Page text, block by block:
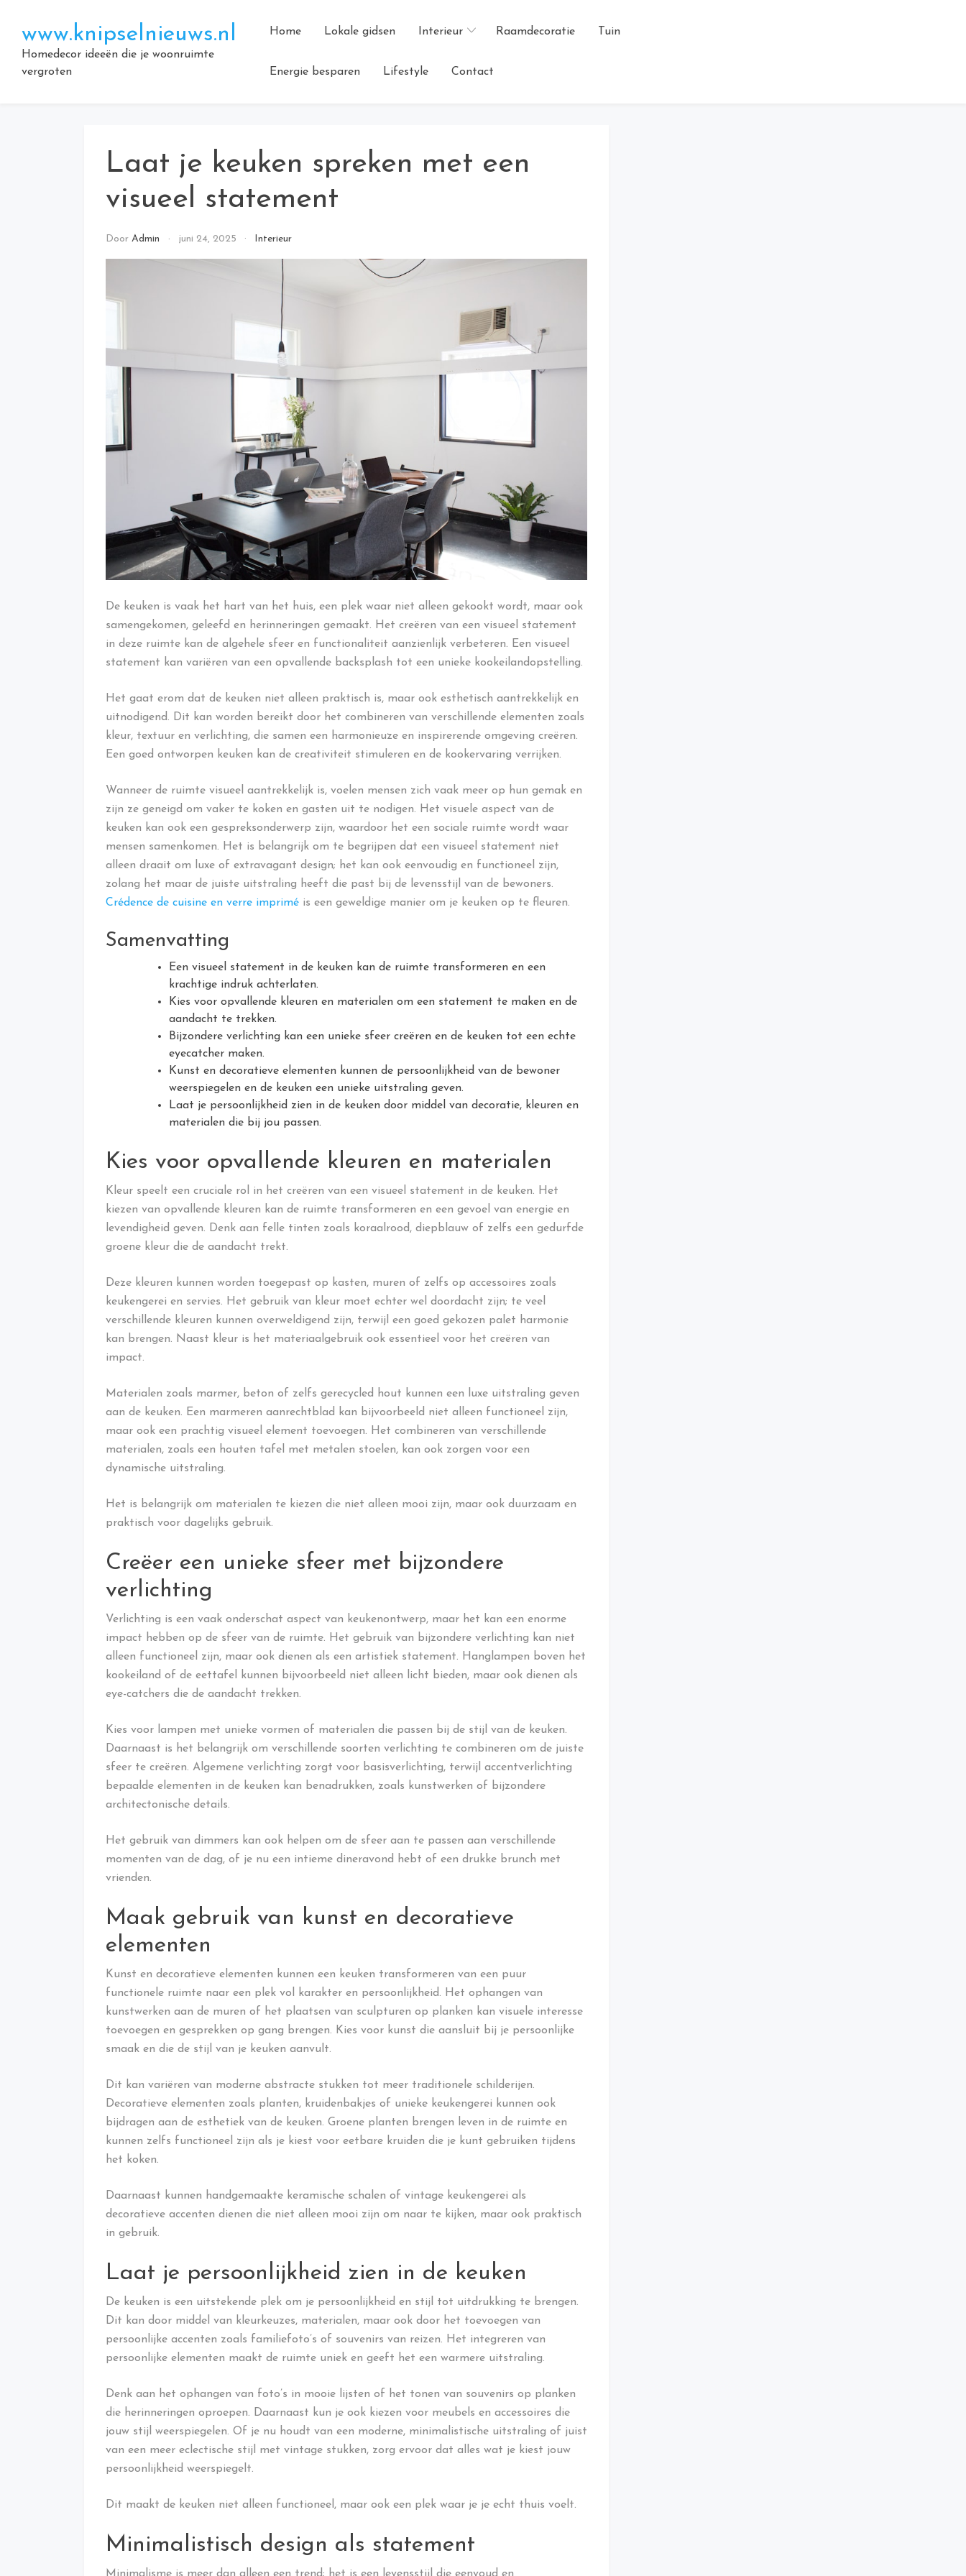
inhoudwww.knipselnieuws.nl
Homedecor ideeën die je woonruimte
vergroten
Home Lokale gidsen Interieur Raamdecoratie Tuin
Energie besparen Lifestyle Contact
Laat je keuken spreken met een
visueel statement
Door Admin juni 24, 2025 Interieur
De keuken is vaak het hart van het huis, een plek waar niet alleen gekookt wordt, maar ook
samengekomen, geleefd en herinneringen gemaakt. Het creëren van een visueel statement
in deze ruimte kan de algehele sfeer en functionaliteit aanzienlijk verbeteren. Een visueel
statement kan variëren van een opvallende backsplash tot een unieke kookeilandopstelling.
Het gaat erom dat de keuken niet alleen praktisch is, maar ook esthetisch aantrekkelijk en
uitnodigend. Dit kan worden bereikt door het combineren van verschillende elementen zoals
kleur, textuur en verlichting, die samen een harmonieuze en inspirerende omgeving creëren.
Een goed ontworpen keuken kan de creativiteit stimuleren en de kookervaring verrijken.
Wanneer de ruimte visueel aantrekkelijk is, voelen mensen zich vaak meer op hun gemak en
zijn ze geneigd om vaker te koken en gasten uit te nodigen. Het visuele aspect van de
keuken kan ook een gespreksonderwerp zijn, waardoor het een sociale ruimte wordt waar
mensen samenkomen. Het is belangrijk om te begrijpen dat een visueel statement niet
alleen draait om luxe of extravagant design; het kan ook eenvoudig en functioneel zijn,
zolang het maar de juiste uitstraling heeft die past bij de levensstijl van de bewoners.
Crédence de cuisine en verre imprimé is een geweldige manier om je keuken op te fleuren.
Samenvatting
Een visueel statement in de keuken kan de ruimte transformeren en een
krachtige indruk achterlaten.
Kies voor opvallende kleuren en materialen om een statement te maken en de
aandacht te trekken.
Bijzondere verlichting kan een unieke sfeer creëren en de keuken tot een echte
eyecatcher maken.
Kunst en decoratieve elementen kunnen de persoonlijkheid van de bewoner
weerspiegelen en de keuken een unieke uitstraling geven.
Laat je persoonlijkheid zien in de keuken door middel van decoratie, kleuren en
materialen die bij jou passen.
Kies voor opvallende kleuren en materialen
Kleur speelt een cruciale rol in het creëren van een visueel statement in de keuken. Het
kiezen van opvallende kleuren kan de ruimte transformeren en een gevoel van energie en
levendigheid geven. Denk aan felle tinten zoals koraalrood, diepblauw of zelfs een gedurfde
groene kleur die de aandacht trekt.
Deze kleuren kunnen worden toegepast op kasten, muren of zelfs op accessoires zoals
keukengerei en servies. Het gebruik van kleur moet echter wel doordacht zijn; te veel
verschillende kleuren kunnen overweldigend zijn, terwijl een goed gekozen palet harmonie
kan brengen. Naast kleur is het materiaalgebruik ook essentieel voor het creëren van
impact.
Materialen zoals marmer, beton of zelfs gerecycled hout kunnen een luxe uitstraling geven
aan de keuken. Een marmeren aanrechtblad kan bijvoorbeeld niet alleen functioneel zijn,
maar ook een prachtig visueel element toevoegen. Het combineren van verschillende
materialen, zoals een houten tafel met metalen stoelen, kan ook zorgen voor een
dynamische uitstraling.
Het is belangrijk om materialen te kiezen die niet alleen mooi zijn, maar ook duurzaam en
praktisch voor dagelijks gebruik.
Creëer een unieke sfeer met bijzondere
verlichting
Verlichting is een vaak onderschat aspect van keukenontwerp, maar het kan een enorme
impact hebben op de sfeer van de ruimte. Het gebruik van bijzondere verlichting kan niet
alleen functioneel zijn, maar ook dienen als een artistiek statement. Hanglampen boven het
kookeiland of de eettafel kunnen bijvoorbeeld niet alleen licht bieden, maar ook dienen als
eye-catchers die de aandacht trekken.
Kies voor lampen met unieke vormen of materialen die passen bij de stijl van de keuken.
Daarnaast is het belangrijk om verschillende soorten verlichting te combineren om de juiste
sfeer te creëren. Algemene verlichting zorgt voor basisverlichting, terwijl accentverlichting
bepaalde elementen in de keuken kan benadrukken, zoals kunstwerken of bijzondere
architectonische details.
Het gebruik van dimmers kan ook helpen om de sfeer aan te passen aan verschillende
momenten van de dag, of je nu een intieme dineravond hebt of een drukke brunch met
vrienden.
Maak gebruik van kunst en decoratieve
elementen
Kunst en decoratieve elementen kunnen een keuken transformeren van een puur
functionele ruimte naar een plek vol karakter en persoonlijkheid. Het ophangen van
kunstwerken aan de muren of het plaatsen van sculpturen op planken kan visuele interesse
toevoegen en gesprekken op gang brengen. Kies voor kunst die aansluit bij je persoonlijke
smaak en die de stijl van je keuken aanvult.
Dit kan variëren van moderne abstracte stukken tot meer traditionele schilderijen.
Decoratieve elementen zoals planten, kruidenbakjes of unieke keukengerei kunnen ook
bijdragen aan de esthetiek van de keuken. Groene planten brengen leven in de ruimte en
kunnen zelfs functioneel zijn als je kiest voor eetbare kruiden die je kunt gebruiken tijdens
het koken.
Daarnaast kunnen handgemaakte keramische schalen of vintage keukengerei als
decoratieve accenten dienen die niet alleen mooi zijn om naar te kijken, maar ook praktisch
in gebruik.
Laat je persoonlijkheid zien in de keuken
De keuken is een uitstekende plek om je persoonlijkheid en stijl tot uitdrukking te brengen.
Dit kan door middel van kleurkeuzes, materialen, maar ook door het toevoegen van
persoonlijke accenten zoals familiefoto’s of souvenirs van reizen. Het integreren van
persoonlijke elementen maakt de ruimte uniek en geeft het een warmere uitstraling.
Denk aan het ophangen van foto’s in mooie lijsten of het tonen van souvenirs op planken
die herinneringen oproepen. Daarnaast kun je ook kiezen voor meubels en accessoires die
jouw stijl weerspiegelen. Of je nu houdt van een moderne, minimalistische uitstraling of juist
van een meer eclectische stijl met vintage stukken, zorg ervoor dat alles wat je kiest jouw
persoonlijkheid weerspiegelt.
Dit maakt de keuken niet alleen functioneel, maar ook een plek waar je je echt thuis voelt.
Minimalistisch design als statement
Minimalisme is meer dan alleen een trend; het is een levensstijl die eenvoud en